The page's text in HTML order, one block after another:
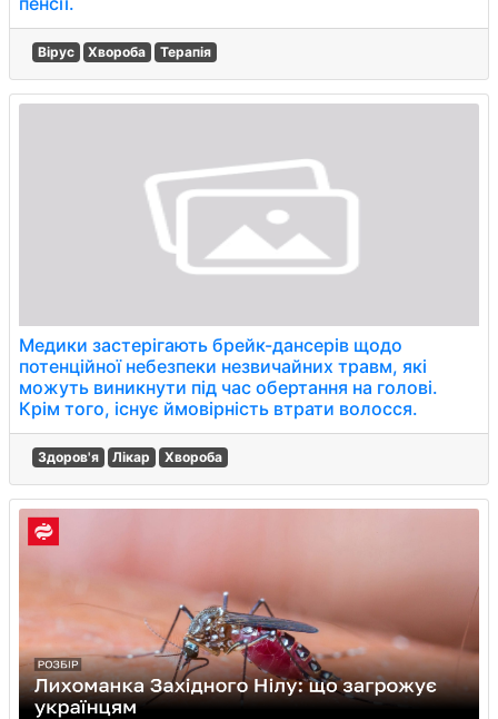
Вірус Хвороба Терапія
Медики застерігають брейк-дансерів щодо
потенційної небезпеки незвичайних травм, які
можуть виникнути під час обертання на голові.
Крім того, існує ймовірність втрати волосся.
Здоров'я Лікар Хвороба